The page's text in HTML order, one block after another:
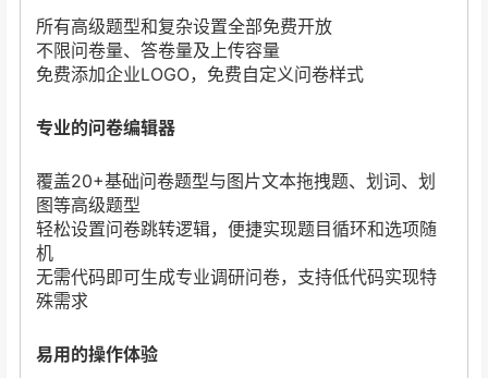
所有高级题型和复杂设置全部免费开放
不限问卷量、答卷量及上传容量
免费添加企业LOGO，免费自定义问卷样式
专业的问卷编辑器
覆盖20+基础问卷题型与图片文本拖拽题、划词、划
图等高级题型
轻松设置问卷跳转逻辑，便捷实现题目循环和选项随
机
无需代码即可生成专业调研问卷，支持低代码实现特
殊需求
易用的操作体验